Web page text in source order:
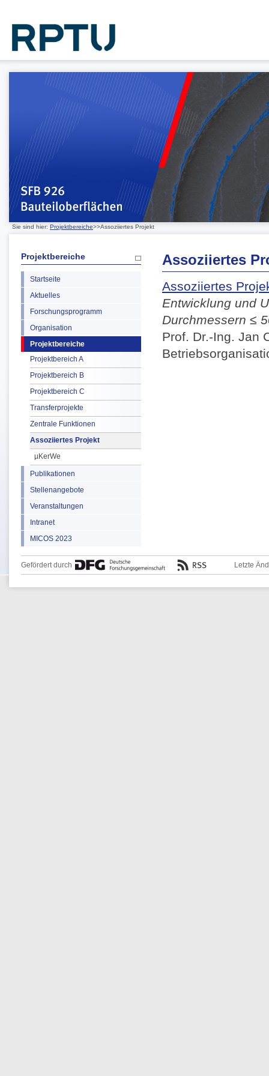
Sie sind hier: Projektbereiche>>Assoziiertes Projekt
Projektbereiche
Startseite
Aktuelles
Forschungsprogramm
Organisation
Projektbereiche
Projektbereich A
Projektbereich B
Projektbereich C
Transferprojekte
Zentrale Funktionen
Assoziiertes Projekt
µKerWe
Publikationen
Stellenangebote
Veranstaltungen
Intranet
MICOS 2023
Assoziiertes
Assoziiertes
Entwicklung und
Durchmessern ≤
Prof. Dr.-Ing. Jan
Gefördert durch Letzte